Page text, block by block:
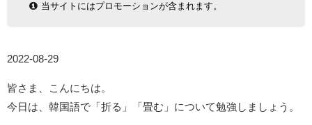
当サイトにはプロモーションが含まれます。
2022-08-29
皆さま、こんにちは。
今日は、韓国語で「折る」「畳む」について勉強しましょう。